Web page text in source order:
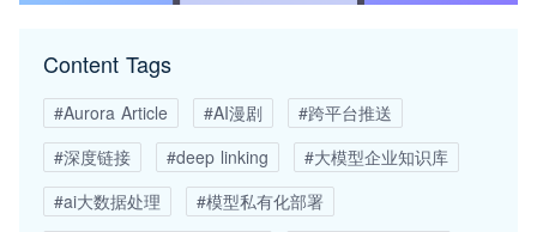
Content Tags
#Aurora Article #AI漫剧
#跨平台推送
#深度链接
#deep linking
#大模型企业知识库
#ai大数据处理
#模型私有化部署